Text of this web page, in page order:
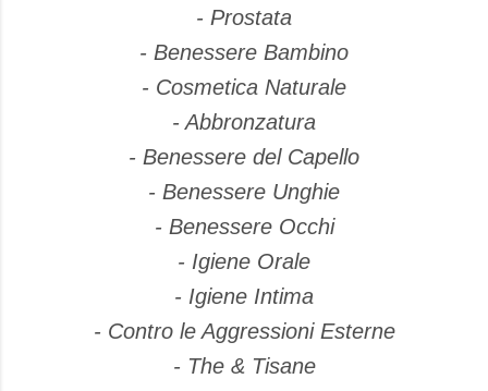
- Prostata
- Benessere Bambino
- Cosmetica Naturale
- Abbronzatura
- Benessere del Capello
- Benessere Unghie
- Benessere Occhi
- Igiene Orale
- Igiene Intima
- Contro le Aggressioni Esterne
- The & Tisane